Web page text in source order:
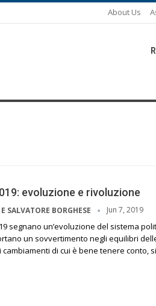
About Us
evoluzione e rivoluzione
SALVATORE BORGHESE Jun 7, 2019
segnano un’evoluzione del sistema
un sovvertimento negli equilibri
cambiamenti di cui è bene tenere conto,